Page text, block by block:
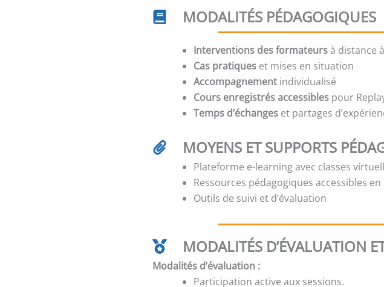
MODALITÉS PÉDAGOGIQUES
Interventions des formateursà distance
Cas pratiques et mises en situation
Accompagnement individualisé
Cours enregistrés accessibles pour
Temps d’échanges et partages
MOYENS ET SUPPORTS
Plateforme e-learning avec classes
Ressources pédagogiques accessibles
Outils de suivi et d’évaluation
MODALITÉS D’ÉVALUATION
Modalités d’évaluation :
Participation active aux sessions.